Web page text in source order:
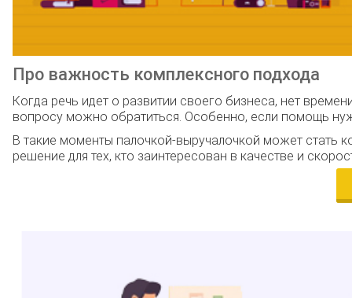
Про важность комплексного подхода
Когда речь идет о развитии своего бизнеса, нет
вопросу можно обратиться. Особенно, если помощь
В такие моменты палочкой-выручалочкой может стать
решение для тех, кто заинтересован в качестве и